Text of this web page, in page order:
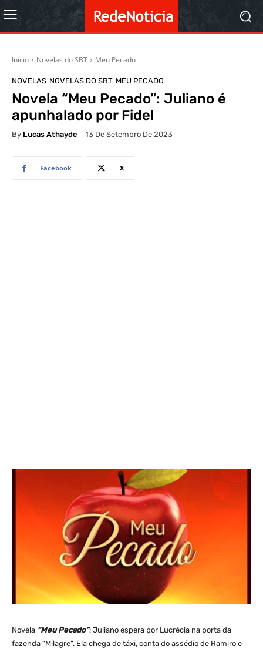
Início Novelas do SBT Meu Pecado
NOVELAS NOVELAS DO SBT MEU PECADO
Novela “Meu Pecado”: Juliano é
apunhalado por Fidel
By Lucas Athayde 13 De Setembro De 2023
Facebook X
Novela “Meu Pecado”: Juliano espera por Lucrécia na porta da
fazenda “Milagre”. Ela chega de táxi, conta do assédio de Ramiro e